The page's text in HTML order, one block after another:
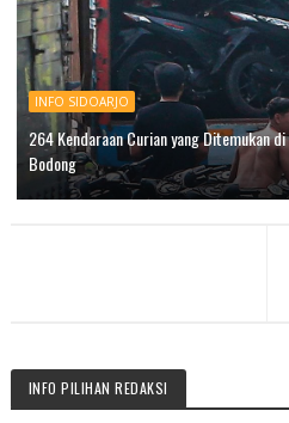
INFO SIDOARJO
264 Kendaraan Curian yang Ditemukan
Bodong
INFO PILIHAN REDAKSI